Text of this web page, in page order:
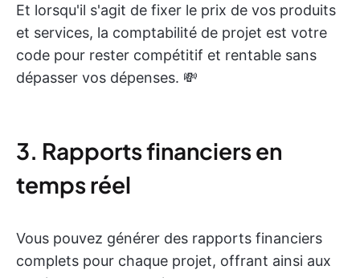
Et lorsqu'il s'agit de fixer le prix de vos produits
et services, la comptabilité de projet est votre
code pour rester compétitif et rentable sans
dépasser vos dépenses. 💸
3. Rapports financiers en
temps réel
Vous pouvez générer des rapports financiers
complets pour chaque projet, offrant ainsi aux